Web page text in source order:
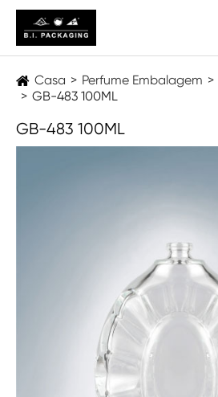
Casa Perfume Embalagem
GB-483 100ML
GB-483 100ML